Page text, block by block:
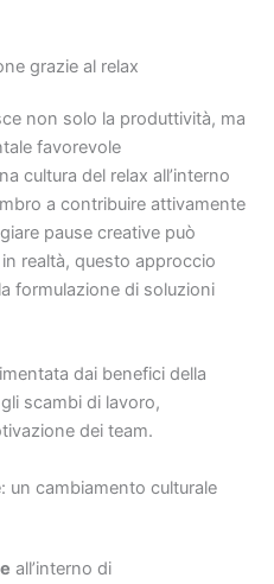
grazie al relax
non solo la produttività, ma
favorevole
cultura del relax all’interno
a contribuire attivamente
pause creative può
realtà, questo approccio
formulazione di soluzioni
dai benefici della
scambi di lavoro,
dei team.
un cambiamento culturale
all’interno di